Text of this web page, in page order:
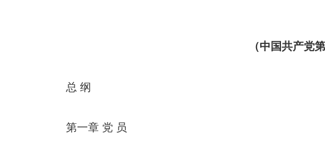
（中国共产党
总 纲
第一章 党 员